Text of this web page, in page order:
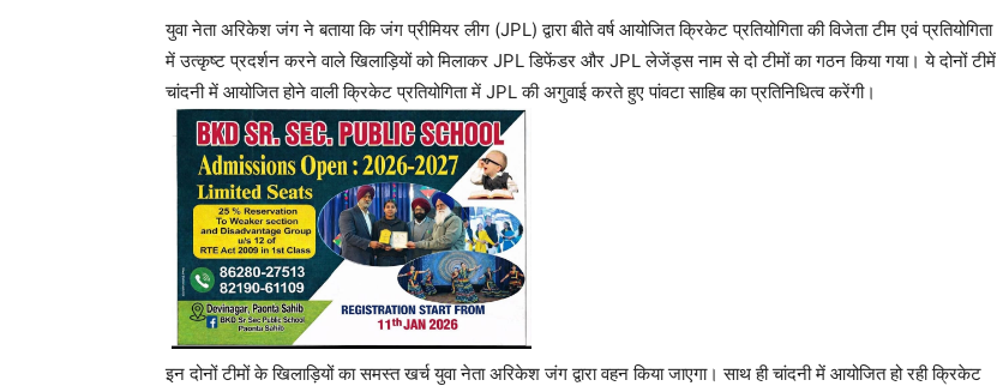
युवा नेता अरिकेश जंग ने बताया कि जंग प्रीमियर लीग (JPL) द्वारा बीते वर्ष आयोजित क्रिकेट प्रतियोगिता की विजेता टीम एवं प्रतियोगिता
में उत्कृष्ट प्रदर्शन करने वाले खिलाड़ियों को मिलाकर JPL डिफेंडर और JPL लेजेंड्स नाम से दो टीमों का गठन किया गया। ये दोनों टीमें
चांदनी में आयोजित होने वाली क्रिकेट प्रतियोगिता में JPL की अगुवाई करते हुए पांवटा साहिब का प्रतिनिधित्व करेंगी।
इन दोनों टीमों के खिलाड़ियों का समस्त खर्च युवा नेता अरिकेश जंग द्वारा वहन किया जाएगा। साथ ही चांदनी में आयोजित हो रही क्रिकेट